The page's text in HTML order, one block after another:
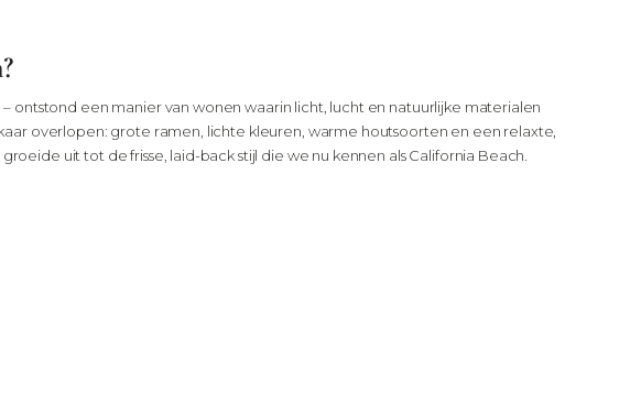
ontstond een manier van wonen waarin licht, lucht en natuurlijke materialen
overlopen: grote ramen, lichte kleuren, warme houtsoorten en een relaxte,
uit tot de frisse, laid-back stijl die we nu kennen als California Beach.